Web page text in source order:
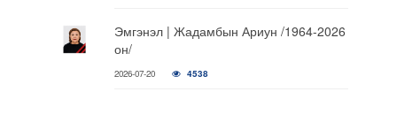
Эмгэнэл | Жадамбын Ариун /1964-2026
он/
2026-07-20 4538